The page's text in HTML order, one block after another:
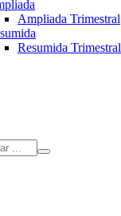
Ampliada Trimestral
Resumida Trimestral